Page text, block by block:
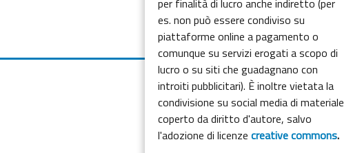
per finalità di lucro anche indiretto (per
es. non può essere condiviso su
piattaforme online a pagamento o
comunque su servizi erogati a scopo di
lucro o su siti che guadagnano con
introiti pubblicitari). È inoltre vietata la
condivisione su social media di materiale
coperto da diritto d'autore, salvo
l'adozione di licenzecreative commons.